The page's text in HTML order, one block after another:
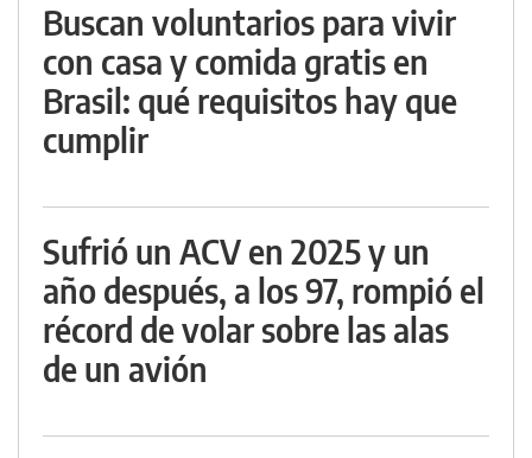
Buscan voluntarios para vivir
con casa y comida gratis en
Brasil: qué requisitos hay que
cumplir
Sufrió un ACV en 2025 y un
año después, a los 97, rompió el
récord de volar sobre las alas
de un avión